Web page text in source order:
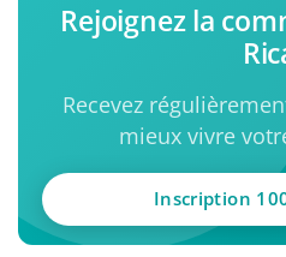
Rejoignez la
Recevez
mieux vivre
Inscription